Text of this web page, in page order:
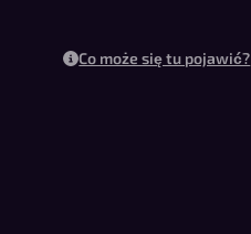
Co może się tu pojawić?